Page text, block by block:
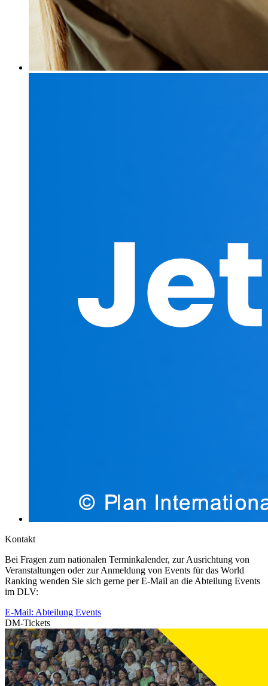
Kontakt
Bei Fragen zum nationalen Terminkalender, zur Ausrichtung von
Veranstaltungen oder zur Anmeldung von Events für das World
Ranking wenden Sie sich gerne per E-Mail an die Abteilung Events
im DLV:
E-Mail: Abteilung Events
DM-Tickets